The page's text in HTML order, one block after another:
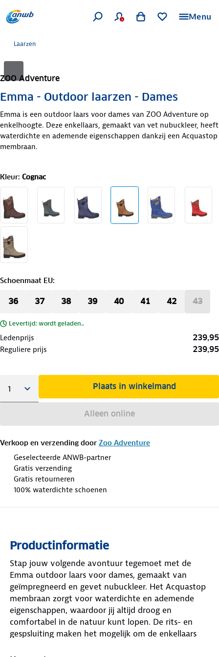
Menu
Laarzen
ZOO Adventure
Emma - Outdoor laarzen - Dames
Emma is een outdoor laars voor dames van ZOO Adventure op
enkelhoogte. Deze enkellaars, gemaakt van vet nubuckleer, heeft
waterdichte en ademende eigenschappen dankzij een Acquastop
membraan.
Kleur: Cognac
Schoenmaat EU:
36 37 38 39 40 41 42 43
Levertijd: wordt geladen..
Ledenprijs 239,95
Reguliere prijs 239,95
Plaats in winkelmand
Alleen online
Verkoop en verzending door Zoo Adventure
Geselecteerde ANWB-partner
Gratis verzending
Gratis retourneren
100% waterdichte schoenen
Productinformatie
Stap jouw volgende avontuur tegemoet met de
Emma outdoor laars voor dames, gemaakt van
geïmpregneerd en gevet nubuckleer. Het Acquastop
membraan zorgt voor waterdichte en ademende
eigenschappen, waardoor jij altijd droog en
comfortabel in de natuur kunt lopen. De rits- en
gespsluiting maken het mogelijk om de enkellaars